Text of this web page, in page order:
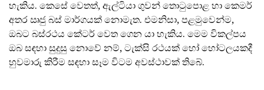
හැකිය. කෙසේ වෙතත්, ඇල්ටියා ගුවන් තොටුපොළ හා කෙමර්
අතර ඍජු බස් මාර්ගයක් නොමැත. එමනිසා, පළමුවෙන්ම,
ඔබට බස්රථය කේටර් වෙත ගෙන යා හැකිය. මෙම විකල්පය
ඔබ සඳහා සුදුසු නොවේ නම්, ටැක්සි රථයක් හෝ හෝටලයකදී
හුවමාරු කිරීම සඳහා සෑම විටම අවස්ථාවක් තිබේ.